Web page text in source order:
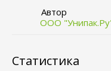
Автор
ООО
Статистика